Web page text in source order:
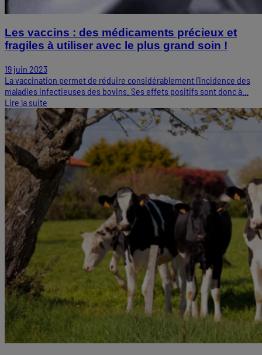
Les vaccins : des médicaments précieux et
fragiles à utiliser avec le plus grand soin !
19 juin 2023
La vaccination permet de réduire considérablement l’incidence des
maladies infectieuses des bovins. Ses effets positifs sont donc à…
Lire la suite